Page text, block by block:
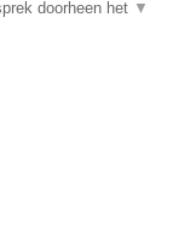
doorheen het ▼